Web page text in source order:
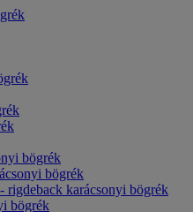
bögrék
bögrék
rigdeback karácsonyi bögrék
bögrék